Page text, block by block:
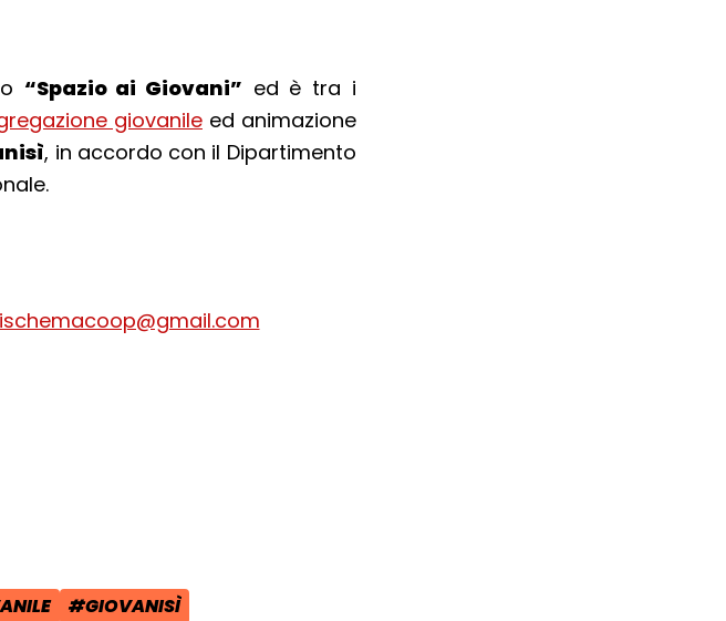
“Spazio ai Giovani” ed è tra i
giovanileed animazione
, in accordo con il Dipartimento
nuova finestra del browser
finestra del browser
una nuova finestra del browser
#GIOVANISÌ